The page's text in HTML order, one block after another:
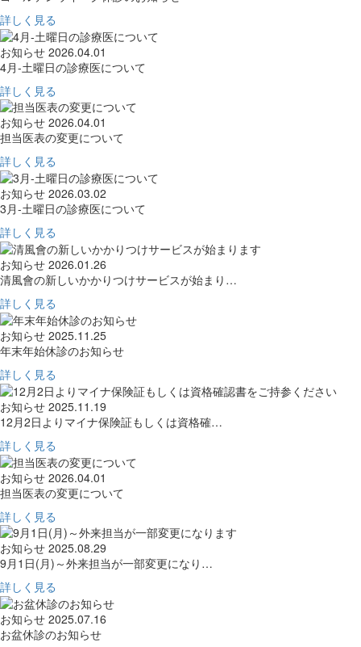
詳しく見る
お知らせ 2026.04.01
4月-土曜日の診療医について
詳しく見る
お知らせ 2026.04.01
担当医表の変更について
詳しく見る
お知らせ 2026.03.02
3月-土曜日の診療医について
詳しく見る
お知らせ 2026.01.26
清風會の新しいかかりつけサービスが始まり…
詳しく見る
お知らせ 2025.11.25
年末年始休診のお知らせ
詳しく見る
お知らせ 2025.11.19
12月2日よりマイナ保険証もしくは資格確…
詳しく見る
お知らせ 2026.04.01
担当医表の変更について
詳しく見る
お知らせ 2025.08.29
9月1日(月)～外来担当が一部変更になり…
詳しく見る
お知らせ 2025.07.16
お盆休診のお知らせ